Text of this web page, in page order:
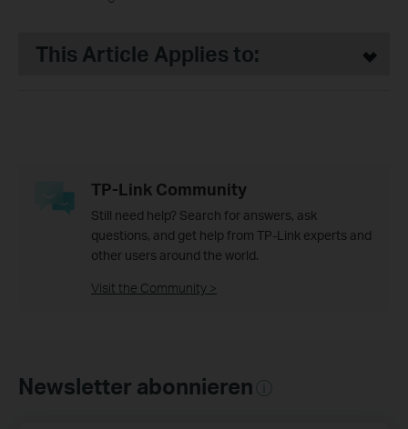
This Article Applies to:
TP-Link Community
Still need help? Search for answers, ask
questions, and get help from TP-Link experts and
other users around the world.
Visit the Community >
Newsletter abonnieren